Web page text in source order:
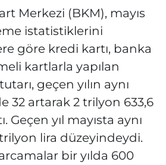
Merkezi (BKM), mayıs
istatistiklerini
göre kredi kartı, banka
kartlarla yapılan
geçen yılın aynı
32 artarak 2 trilyon 633,6
Geçen yıl mayısta aynı
lira düzeyindeydi.
bir yılda 600